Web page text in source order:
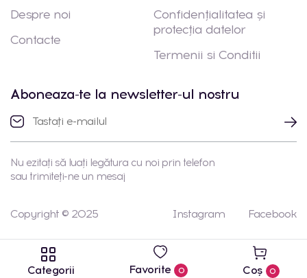
Categorii Favorite 0 Coș 0
Despre noi
Contacte
Confidențialitatea și
protecția datelor
Termenii si Conditii
Aboneaza-te la newsletter-ul nostru
Nu ezitați să luați legătura cu noi prin telefon
sau trimiteți-ne un mesaj
Copyright © 2025 Instagram Facebook